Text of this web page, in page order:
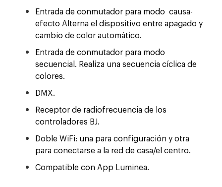
Entrada de conmutador para modo causa-
efecto Alterna el dispositivo entre apagado y
cambio de color automático.
Entrada de conmutador para modo
secuencial. Realiza una secuencia cíclica de
colores.
DMX.
Receptor de radiofrecuencia de los
controladores BJ.
Doble WiFi: una para configuración y otra
para conectarse a la red de casa/el centro.
Compatible con App Luminea.